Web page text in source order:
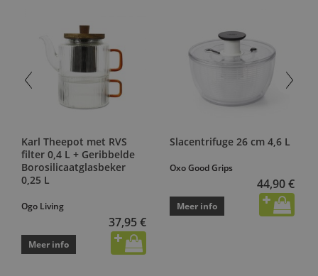
Karl Theepot met RVS
filter 0,4 L + Geribbelde
Borosilicaatglasbeker
0,25 L
Ogo Living
37,95 €
Meer info
Slacentrifuge 26 cm 4,6 L
Oxo Good Grips
44,90 €
Meer info